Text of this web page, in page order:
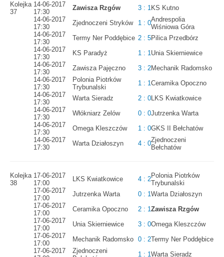
Kolejka
37
14-06-2017
17:30
Zawisza Rzgów 3 : 1KS Kutno
14-06-2017
17:30
Zjednoczeni Stryków 1 : 0Andrespolia
Wiśniowa Góra
14-06-2017
17:30
Termy Ner Poddębice 2 : 5Pilica Przedbórz
14-06-2017
17:30
KS Paradyż 1 : 1Unia Skierniewice
14-06-2017
17:30
Zawisza Pajęczno 3 : 2Mechanik Radomsko
14-06-2017
17:30
Polonia Piotrków
Trybunalski
1 : 1Ceramika Opoczno
14-06-2017
17:30
Warta Sieradz 2 : 0LKS Kwiatkowice
14-06-2017
17:30
Włókniarz Zelów 0 : 0Jutrzenka Warta
14-06-2017
17:30
Omega Kleszczów 1 : 0GKS II Bełchatów
14-06-2017
17:30
Warta Działoszyn 4 : 0Zjednoczeni
Bełchatów
Kolejka
38
17-06-2017
17:00
LKS Kwiatkowice 4 : 2Polonia Piotrków
Trybunalski
17-06-2017
17:00
Jutrzenka Warta 0 : 1Warta Działoszyn
17-06-2017
17:00
Ceramika Opoczno 2 : 1Zawisza Rzgów
17-06-2017
17:00
Unia Skierniewice 3 : 0Omega Kleszczów
17-06-2017
17:00
Mechanik Radomsko 0 : 2Termy Ner Poddębice
17-06-2017
Zjednoczeni
1 : 1Warta Sieradz